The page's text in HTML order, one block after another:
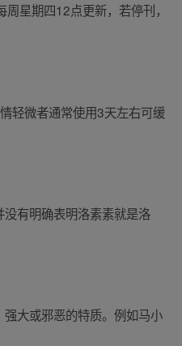
星期四12点更新，若停刊，
轻微者通常使用3天左右可缓
有明确表明洛素素就是洛
大或邪恶的特质。例如马小